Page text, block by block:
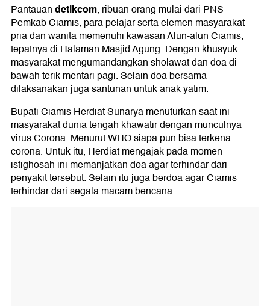
Pantauandetikcom, ribuan orang mulai dari PNS
Pemkab Ciamis, para pelajar serta elemen masyarakat
pria dan wanita memenuhi kawasan Alun-alun Ciamis,
tepatnya di Halaman Masjid Agung. Dengan khusyuk
masyarakat mengumandangkan sholawat dan doa di
bawah terik mentari pagi. Selain doa bersama
dilaksanakan juga santunan untuk anak yatim.
Bupati Ciamis Herdiat Sunarya menuturkan saat ini
masyarakat dunia tengah khawatir dengan munculnya
virus Corona. Menurut WHO siapa pun bisa terkena
corona. Untuk itu, Herdiat mengajak pada momen
istighosah ini memanjatkan doa agar terhindar dari
penyakit tersebut. Selain itu juga berdoa agar Ciamis
terhindar dari segala macam bencana.